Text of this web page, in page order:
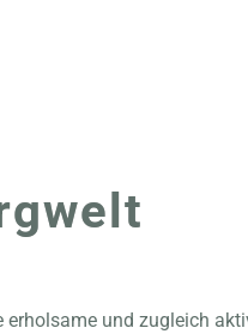
erholsame und zugleich